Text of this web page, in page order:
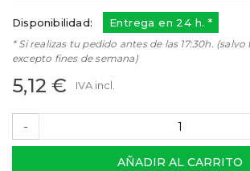
Disponibilidad: Entrega en 24 h. *
* Si realizas tu pedido antes de las 17:30h.
excepto fines de semana)
5,12 € IVA incl.
-
AÑADIR AL CARRITO